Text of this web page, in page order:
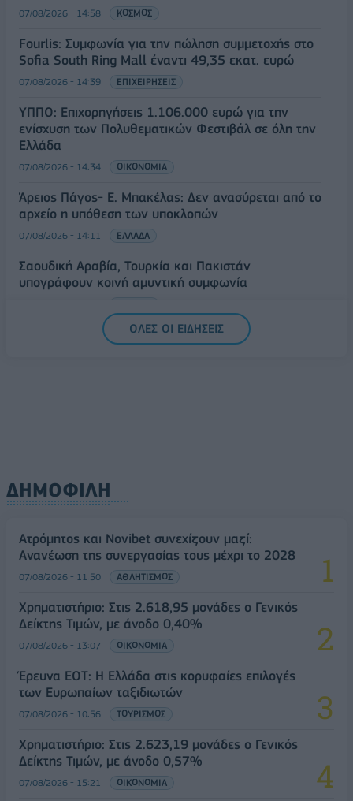
07/08/2026 - 14:58 ΚΟΣΜΟΣ
Fourlis: Συμφωνία για την πώληση συμμετοχής στο
Sofia South Ring Mall έναντι 49,35 εκατ. ευρώ
07/08/2026 - 14:39 ΕΠΙΧΕΙΡΗΣΕΙΣ
ΥΠΠΟ: Επιχορηγήσεις 1.106.000 ευρώ για την
ενίσχυση των Πολυθεματικών Φεστιβάλ σε όλη την
Ελλάδα
07/08/2026 - 14:34 ΟΙΚΟΝΟΜΙΑ
Άρειος Πάγος- Ε. Μπακέλας: Δεν ανασύρεται από το
αρχείο η υπόθεση των υποκλοπών
07/08/2026 - 14:11 ΕΛΛΑΔΑ
Σαουδική Αραβία, Τουρκία και Πακιστάν
υπογράφουν κοινή αμυντική συμφωνία
ΟΛΕΣ ΟΙ ΕΙΔΗΣΕΙΣ
ΔΗΜΟΦΙΛΗ
Ατρόμητος και Novibet συνεχίζουν μαζί:
Ανανέωση της συνεργασίας τους μέχρι το 2028
07/08/2026 - 11:50 ΑΘΛΗΤΙΣΜΟΣ
Χρηματιστήριο: Στις 2.618,95 μονάδες ο Γενικός
Δείκτης Τιμών, με άνοδο 0,40%
07/08/2026 - 13:07 ΟΙΚΟΝΟΜΙΑ
Έρευνα ΕΟΤ: Η Ελλάδα στις κορυφαίες επιλογές
των Ευρωπαίων ταξιδιωτών
07/08/2026 - 10:56 ΤΟΥΡΙΣΜΟΣ
Χρηματιστήριο: Στις 2.623,19 μονάδες ο Γενικός
Δείκτης Τιμών, με άνοδο 0,57%
07/08/2026 - 15:21 ΟΙΚΟΝΟΜΙΑ